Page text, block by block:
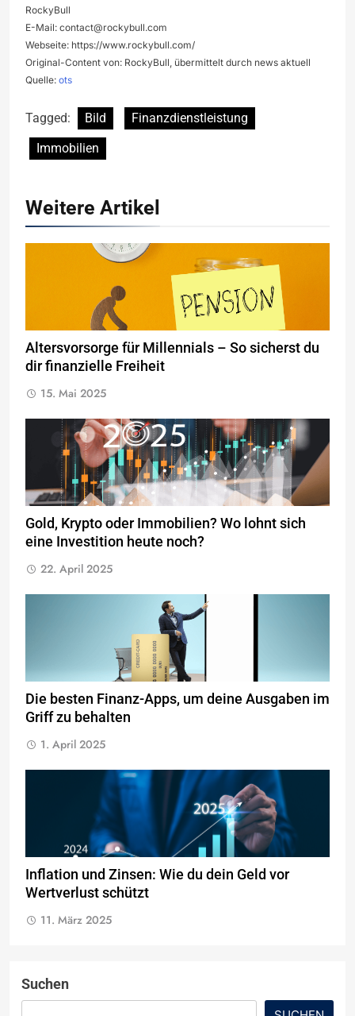
RockyBull
E-Mail: contact@rockybull.com
Webseite: https://www.rockybull.com/
Original-Content von: RockyBull, übermittelt durch news aktuell
Quelle: ots
Tagged: Bild
Finanzdienstleistung
Immobilien
Weitere Artikel
Altersvorsorge für Millennials – So sicherst du
dir finanzielle Freiheit
15. Mai 2025
Gold, Krypto oder Immobilien? Wo lohnt sich
eine Investition heute noch?
22. April 2025
Die besten Finanz-Apps, um deine Ausgaben im
Griff zu behalten
1. April 2025
Inflation und Zinsen: Wie du dein Geld vor
Wertverlust schützt
11. März 2025
Suchen